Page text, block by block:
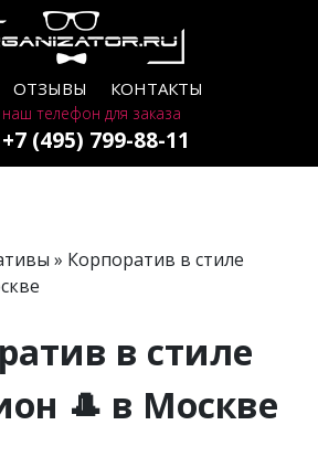
ОТЗЫВЫ КОНТАКТЫ
наш телефон для заказа
+7 (495) 799-88-11
» Корпоратив в стиле
в стиле
🎩 в Москве